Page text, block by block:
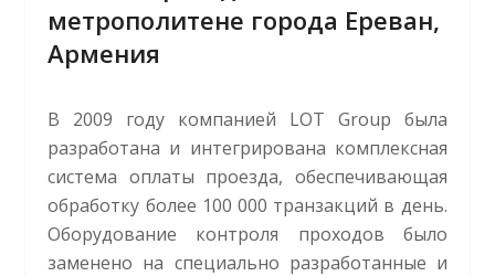
метрополитене города Ереван,
Армения
В 2009 году компанией LOT Group была
разработана и интегрирована комплексная
система оплаты проезда, обеспечивающая
обработку более 100 000 транзакций в день.
Оборудование контроля проходов было
заменено на специально разработанные и